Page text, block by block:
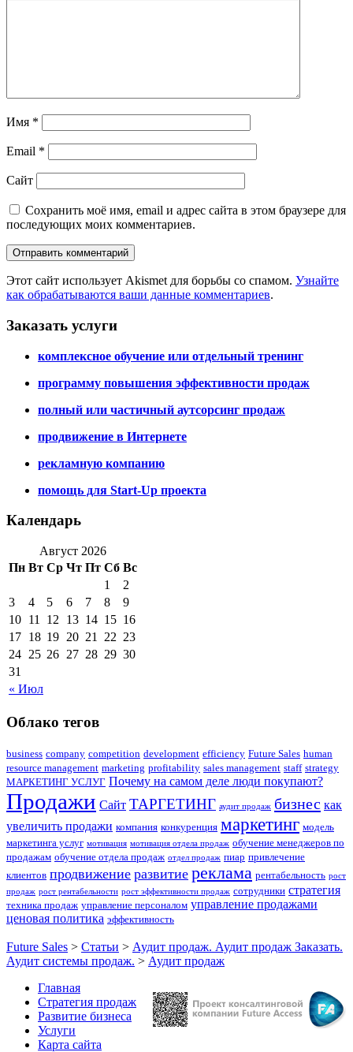
Имя *
Email *
Сайт
Сохранить моё имя, email и адрес сайта в этом браузере для
последующих моих комментариев.
Этот сайт использует Akismet для борьбы со спамом. Узнайте
как обрабатываются ваши данные комментариев.
Заказать услуги
комплексное обучение или отдельный тренинг
программу повышения эффективности продаж
полный или частичный аутсорсинг продаж
продвижение в Интернете
рекламную компанию
помощь для Start-Up проекта
Календарь
Август 2026
Пн Вт Ср Чт Пт Сб Вс
« Июл
1
2
3
4 5 6 7 8
9
10 11 12 13 14 15 16
17 18 19 20 21 22 23
24 25 26 27 28 29 30
31
Облако тегов
business company competition development efficiency Future Sales human
resource management marketing profitability sales management staff strategy
МАРКЕТИНГ УСЛУГ Почему на самом деле люди покупают?
Продажи Сайт ТАРГЕТИНГ аудит продаж бизнес как
увеличить продажи компания конкуренция маркетинг модель
маркетинга услуг мотивация мотивация отдела продаж обучение менеджеров по
продажам обучение отдела продаж отдел продаж пиар привлечение
клиентов продвижение развитие реклама рентабельность рост
продаж рост рентабельности рост эффективности продаж сотрудники стратегия
техника продаж управление персоналом управление продажами
ценовая политика эффективность
Future Sales > Статьи > Аудит продаж. Аудит продаж Заказать.
Аудит системы продаж. > Аудит продаж
Главная
Стратегия продаж
Развитие бизнеса
Услуги
Карта сайта